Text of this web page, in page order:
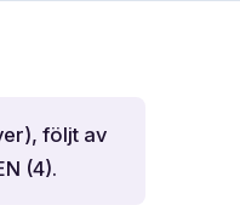
följt av
(4).